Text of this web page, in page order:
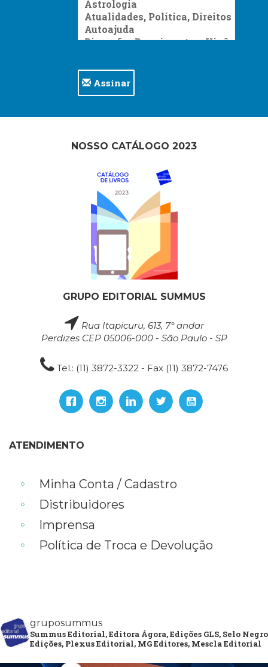
Assinar
NOSSO CATÁLOGO 2023
GRUPO EDITORIAL SUMMUS
Rua Itapicuru, 613, 7° andar
Perdizes CEP 05006-000 - São Paulo - SP
Tel.: (11) 3872-3322 - Fax (11) 3872-7476
ATENDIMENTO
Minha Conta / Cadastro
Distribuidores
Imprensa
Política de Troca e Devolução
gruposummus
Summus Editorial, Editora Ágora, Edições GLS, Selo Negro
Edições, Plexus Editorial, MG Editores, Mescla Editorial